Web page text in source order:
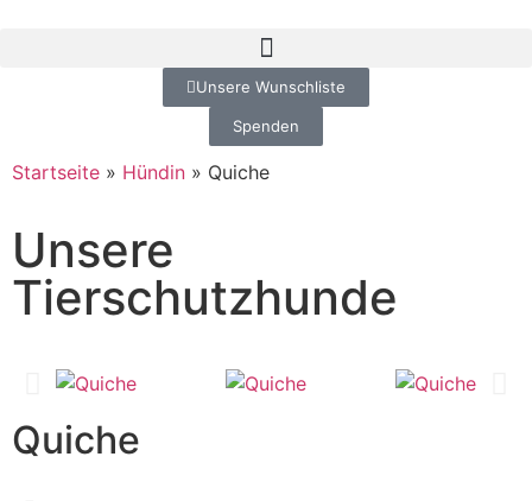
Unsere Wunschliste
Spenden
Startseite » Hündin » Quiche
Unsere
Tierschutzhunde
Quiche